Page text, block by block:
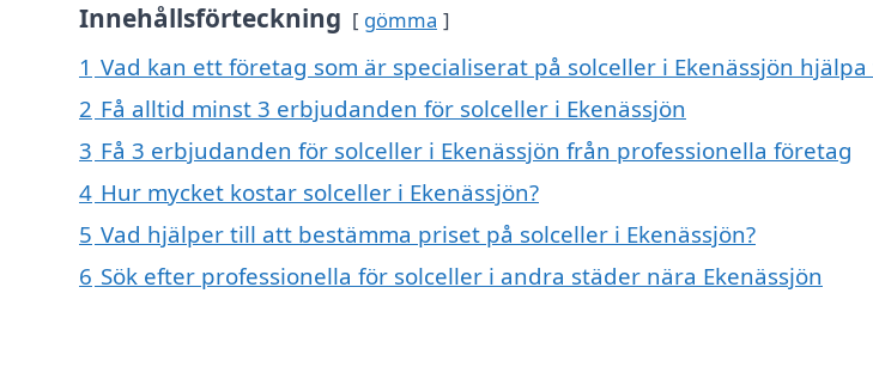
Innehållsförteckning gömma
1 Vad kan ett företag som är specialiserat på solceller i Ekenässjön
2 Få alltid minst 3 erbjudanden för solceller i Ekenässjön
3 Få 3 erbjudanden för solceller i Ekenässjön från professionella företag
4 Hur mycket kostar solceller i Ekenässjön?
5 Vad hjälper till att bestämma priset på solceller i Ekenässjön?
6 Sök efter professionella för solceller i andra städer nära Ekenässjön